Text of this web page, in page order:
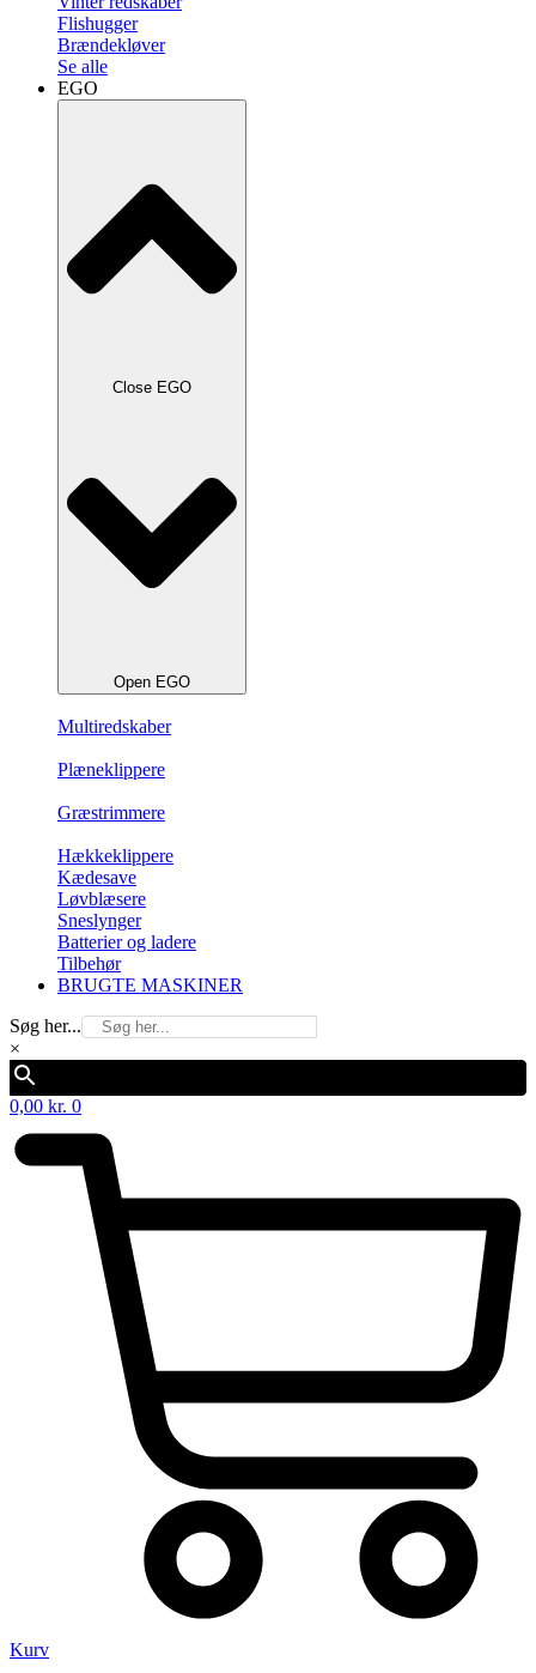
Flishugger
Brændekløver
Se alle
EGO
Close EGO
Open EGO
Multiredskaber
Plæneklippere
Græstrimmere
Hækkeklippere
Kædesave
Løvblæsere
Sneslynger
Batterier og ladere
Tilbehør
BRUGTE MASKINER
Søg her...
×
0,00 kr. 0
Kurv